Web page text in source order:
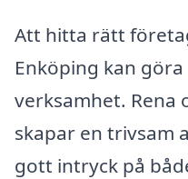
Att hitta rätt
Enköping kan
verksamhet. Rena
skapar en trivsam
gott intryck på